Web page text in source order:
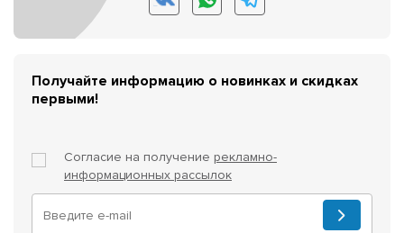
Получайте информацию о новинках и скидках
первыми!
Согласие на получение рекламно-
информационных рассылок